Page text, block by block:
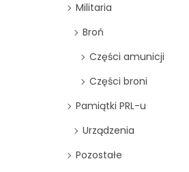
Militaria
Broń
Części amunicji
Części broni
Pamiątki PRL-u
Urządzenia
Pozostałe